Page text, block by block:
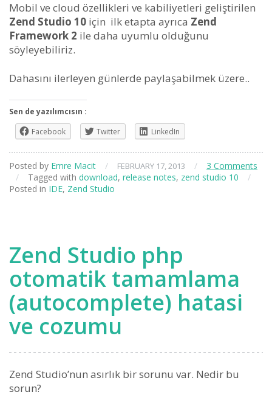
Mobil ve cloud özellikleri ve kabiliyetleri geliştirilen
Zend Studio 10 için ilk etapta ayrıca Zend
Framework 2 ile daha uyumlu olduğunu
söyleyebiliriz.
Dahasını ilerleyen günlerde paylaşabilmek üzere..
Sen de yazılımcısın :
Facebook
Twitter LinkedIn
Posted by Emre Macit / FEBRUARY 17, 2013 /
3 Comments
/
Tagged with download, release notes, zend studio 10
/
Posted in IDE, Zend Studio
Zend Studio php
otomatik tamamlama
(autocomplete) hatasi
ve cozumu
Zend Studio’nun asırlık bir sorunu var. Nedir bu
sorun?